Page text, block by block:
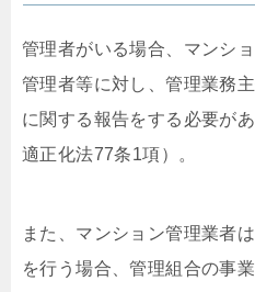
管理者がいる場合、マンシ
管理者等に対し、管理業務
に関する報告をする必要が
適正化法77条1項）。
また、マンション管理業者
を行う場合、管理組合の事